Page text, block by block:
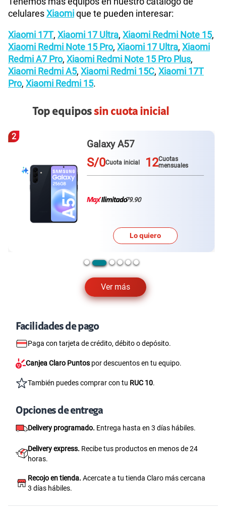
celularesXiaomique te pueden interesar:
Xiaomi 17T, Xiaomi 17 Ultra, Xiaomi Redmi Note 15,
Xiaomi Redmi Note 15 Pro, Xiaomi 17 Ultra, Xiaomi
Redmi A7 Pro, Xiaomi Redmi Note 15 Pro Plus,
Xiaomi Redmi A5, Xiaomi Redmi 15C, Xiaomi 17T
Pro, Xiaomi Redmi 15.
Top equipossin cuota inicial
Ver más
3
Redmi Note 15 pro plus
S/0Cuota inicial 12Cuotas
mensuales
79.90
Lo quiero
Facilidades de pago
Paga con tarjeta de crédito, débito o depósito.
Canjea Claro Puntos por descuentos en tu equipo.
También puedes comprar con tu RUC 10.
Opciones de entrega
Delivery programado. Entrega hasta en 3 días hábiles.
Delivery express. Recibe tus productos en menos de 24
horas.
Recojo en tienda. Acercate a tu tienda Claro más cercana
3 días hábiles.